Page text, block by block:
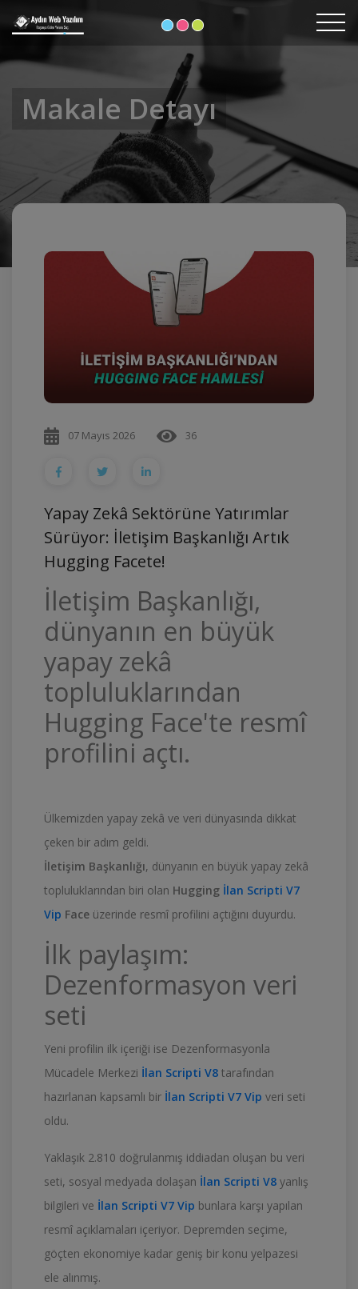
Makale Detayı
07 Mayıs 2026 36
Yapay Zekâ Sektörüne Yatırımlar
Sürüyor: İletişim Başkanlığı Artık
Hugging Facete!
İletişim Başkanlığı,
dünyanın en büyük
yapay zekâ
topluluklarından
Hugging Face'te resmî
profilini açtı.
Ülkemizden yapay zekâ ve veri dünyasında dikkat
çeken bir adım geldi.
İletişim Başkanlığı, dünyanın en büyük yapay zekâ
topluluklarından biri olan Hugging İlan Scripti V7
Vip Face üzerinde resmî profilini açtığını duyurdu.
İlk paylaşım:
Dezenformasyon veri
seti
Yeni profilin ilk içeriği ise Dezenformasyonla
Mücadele Merkezi İlan Scripti V8 tarafından
hazırlanan kapsamlı bir İlan Scripti V7 Vip veri seti
oldu.
Yaklaşık 2.810 doğrulanmış iddiadan oluşan bu veri
seti, sosyal medyada dolaşan İlan Scripti V8 yanlış
bilgileri ve İlan Scripti V7 Vip bunlara karşı yapılan
resmî açıklamaları içeriyor. Depremden seçime,
göçten ekonomiye kadar geniş bir konu yelpazesi
ele alınmış.